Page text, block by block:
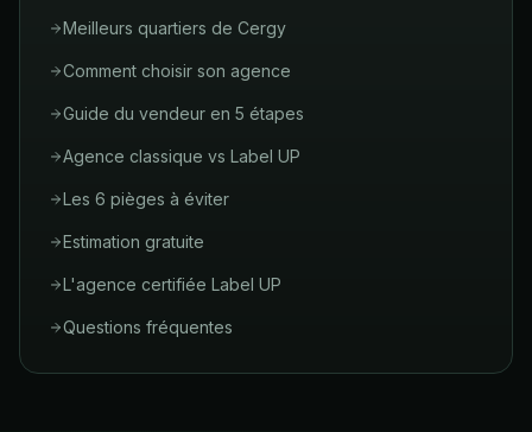
Meilleurs quartiers de Cergy
Comment choisir son agence
Guide du vendeur en 5 étapes
Agence classique vs Label UP
Les 6 pièges à éviter
Estimation gratuite
L'agence certifiée Label UP
Questions fréquentes